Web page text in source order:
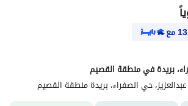
مع
بريدة في منطقة القصيم
حي الصفراء، بريدة منطقة القصيم